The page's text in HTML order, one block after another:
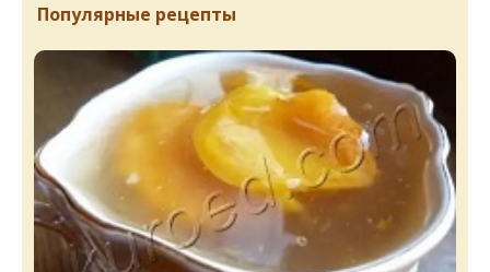
Популярные рецепты